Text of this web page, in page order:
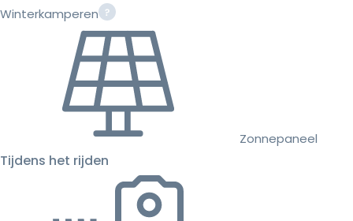
Winterkamperen
Zonnepaneel
Tijdens het rijden